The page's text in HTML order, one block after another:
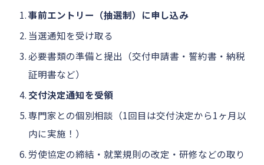
事前エントリー（抽選制）に申し込み
当選通知を受け取る
必要書類の準備と提出（交付申請書・誓約書・納税
証明書など）
交付決定通知を受領
専門家との個別相談（1回目は交付決定から1ヶ月以
内に実施！）
労使協定の締結・就業規則の改定・研修などの取り